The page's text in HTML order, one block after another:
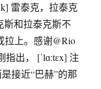
雷泰克，拉泰克
斯和拉泰克斯不
拉上。感谢@Rio
出， [ˈlɑːtɛx] 注
接近“巴赫”的那